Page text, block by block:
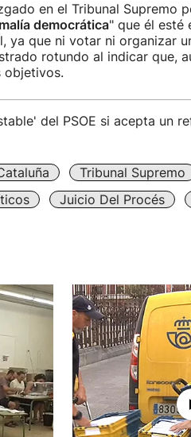
en el Tribunal Supremo
democrática" que él esté
ya que ni votar ni organizar
rotundo al indicar que,
objetivos.
del PSOE si acepta un
Tribunal Supremo
Juicio Del Procés